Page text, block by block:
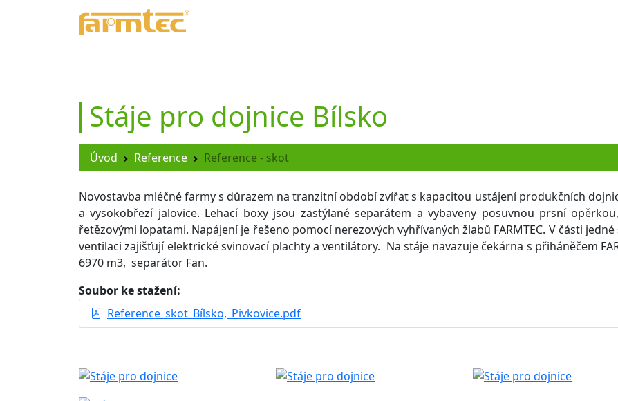
Stáje pro dojnice Bílsko
Úvod Reference Reference - skot
Novostavba mléčné farmy s důrazem na tranzitní období zvířat s kapacitou ustájení produkčních
a vysokobřezí jalovice. Lehací boxy jsou zastýlané separátem a vybaveny posuvnou prsní
řetězovými lopatami. Napájení je řešeno pomocí nerezových vyhřívaných žlabů FARMTEC. V části
ventilaci zajišťují elektrické svinovací plachty a ventilátory. Na stáje navazuje čekárna s přiháněčem
6970 m3, separátor Fan.
Soubor ke stažení:
Reference_skot_Bílsko,_Pivkovice.pdf